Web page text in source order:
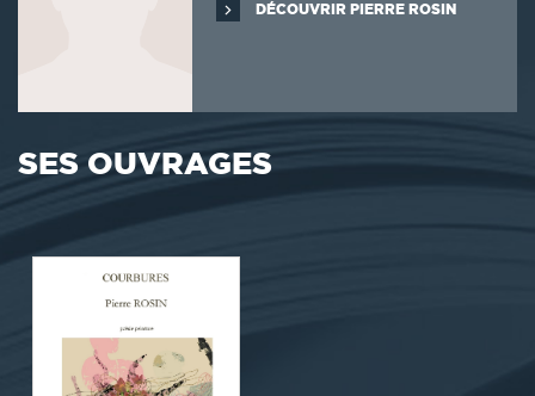
DÉCOUVRIR PIERRE ROSIN
SES OUVRAGES